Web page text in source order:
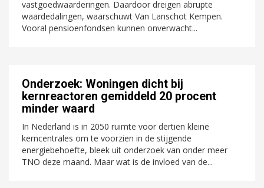
vastgoedwaarderingen. Daardoor dreigen abrupte
waardedalingen, waarschuwt Van Lanschot Kempen.
Vooral pensioenfondsen kunnen onverwacht...
Onderzoek: Woningen dicht bij
kernreactoren gemiddeld 20 procent
minder waard
In Nederland is in 2050 ruimte voor dertien kleine
kerncentrales om te voorzien in de stijgende
energiebehoefte, bleek uit onderzoek van onder meer
TNO deze maand. Maar wat is de invloed van de...